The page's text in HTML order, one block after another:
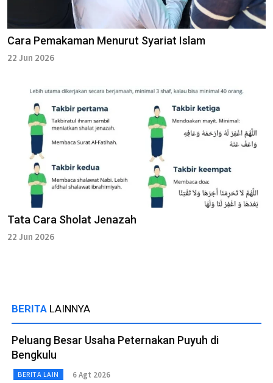
Cara Pemakaman Menurut Syariat Islam
22 Jun 2026
Tata Cara Sholat Jenazah
22 Jun 2026
BERITA LAINNYA
Peluang Besar Usaha Peternakan Puyuh di
Bengkulu
BERITA LAIN 6 Agt 2026